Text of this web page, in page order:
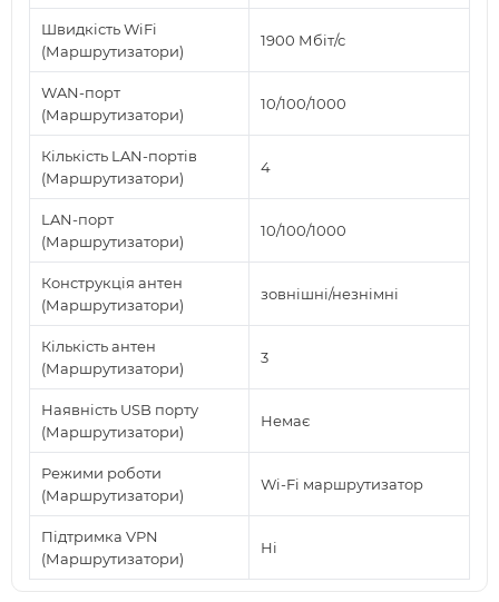
Швидкість WiFi
(Маршрутизатори)
1900 Мбіт/с
WAN-порт
(Маршрутизатори)
10/100/1000
Кількість LAN-портів
(Маршрутизатори)
4
LAN-порт
(Маршрутизатори)
10/100/1000
Конструкція антен
(Маршрутизатори)
зовнішні/незнімні
Кількість антен
(Маршрутизатори)
3
Наявність USB порту
(Маршрутизатори)
Немає
Режими роботи
(Маршрутизатори)
Wi-Fi маршрутизатор
Підтримка VPN
(Маршрутизатори)
Ні